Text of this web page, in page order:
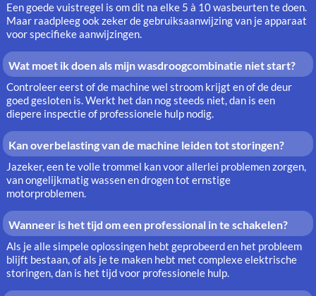
Een goede vuistregel is om dit na elke 5 à 10 wasbeurten te doen.
Maar raadpleeg ook zeker de gebruiksaanwijzing van je apparaat
voor specifieke aanwijzingen.
Wat moet ik doen als mijn wasdroogcombinatie niet start?
Controleer eerst of de machine wel stroom krijgt en of de deur
goed gesloten is. Werkt het dan nog steeds niet, dan is een
diepere inspectie of professionele hulp nodig.
Kan overbelasting van de machine leiden tot storingen?
Jazeker, een te volle trommel kan voor allerlei problemen zorgen,
van ongelijkmatig wassen en drogen tot ernstige
motorproblemen.
Wanneer is het tijd om een professional in te schakelen?
Als je alle simpele oplossingen hebt geprobeerd en het probleem
blijft bestaan, of als je te maken hebt met complexe elektrische
storingen, dan is het tijd voor professionele hulp.